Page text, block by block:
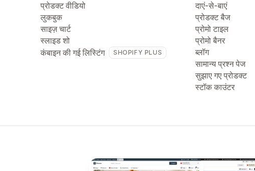
प्रोडक्ट वीडियो
लुकबुक
साइज़ चार्ट
स्लाइड शो
कंबाइन की गई लिस्टिंग
SHOPIFY PLUS
दाएं-से-बाएं
प्रोडक्ट बैज
प्रोमो टाइल
प्रोमो बैनर
ब्लॉग
सामान्य प्रश्न पेज
सुझाए गए प्रोडक्ट
स्टॉक काउंटर